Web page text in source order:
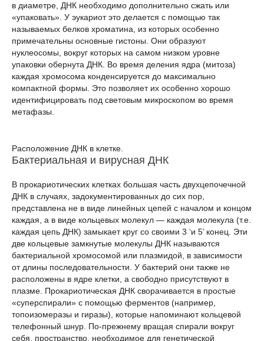
в диаметре, ДНК необходимо дополнительно сжать или
«упаковать». У эукариот это делается с помощью так
называемых белков хроматина, из которых особенно
примечательны основные гистоны. Они образуют
нуклеосомы, вокруг которых на самом низком уровне
упаковки обернута ДНК. Во время деления ядра (митоза)
каждая хромосома конденсируется до максимально
компактной формы. Это позволяет их особенно хорошо
идентифицировать под световым микроскопом во время
метафазы.
Расположение ДНК в клетке.
Бактериальная и вирусная ДНК
В прокариотических клетках большая часть двухцепочечной
ДНК в случаях, задокументированных до сих пор,
представлена не в виде линейных цепей с началом и концом
каждая, а в виде кольцевых молекул — каждая молекула (т.е.
каждая цепь ДНК) замыкает круг со своими 3 ‘и 5’ конец. Эти
две кольцевые замкнутые молекулы ДНК называются
бактериальной хромосомой или плазмидой, в зависимости
от длины последовательности. У бактерий они также не
расположены в ядре клетки, а свободно присутствуют в
плазме. Прокариотическая ДНК сворачивается в простые
«суперспирали» с помощью ферментов (например,
топоизомеразы и гиразы), которые напоминают кольцевой
телефонный шнур. По-прежнему вращая спирали вокруг
себя, пространство, необходимое для генетической